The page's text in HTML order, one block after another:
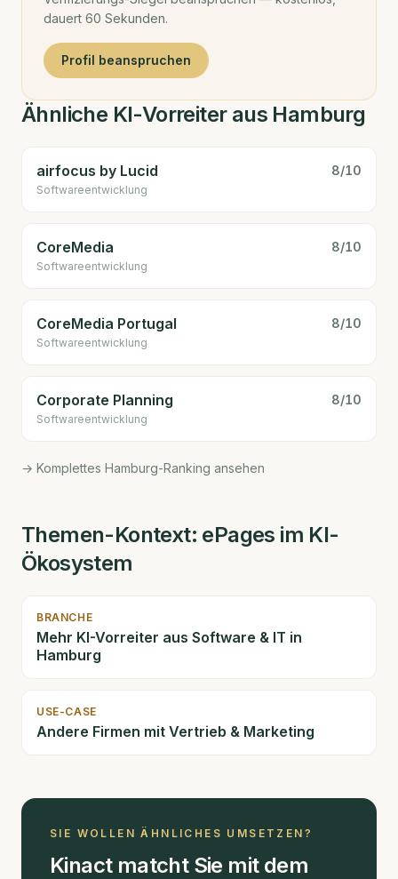
dauert 60 Sekunden.
Profil beanspruchen
Ähnliche KI-Vorreiter aus Hamburg
airfocus by Lucid 8/10
Software­entwicklung
CoreMedia 8/10
Software­entwicklung
CoreMedia Portugal 8/10
Software­entwicklung
Corporate Planning 8/10
Software­entwicklung
→ Komplettes Hamburg-Ranking ansehen
Themen-Kontext: ePages im KI-
Ökosystem
BRANCHE
Mehr KI-Vorreiter aus Software & IT in
Hamburg
USE-CASE
Andere Firmen mit Vertrieb & Marketing
SIE WOLLEN ÄHNLICHES UMSETZEN?
Kinact matcht Sie mit dem